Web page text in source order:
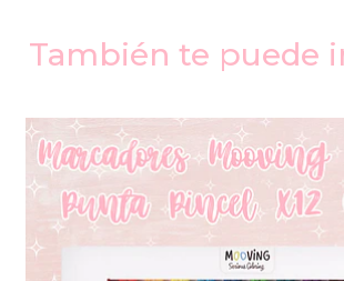
También te puede